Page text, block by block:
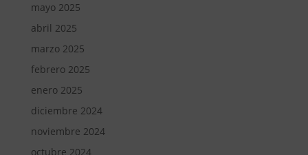
mayo 2025
abril 2025
marzo 2025
febrero 2025
enero 2025
diciembre 2024
noviembre 2024
octubre 2024